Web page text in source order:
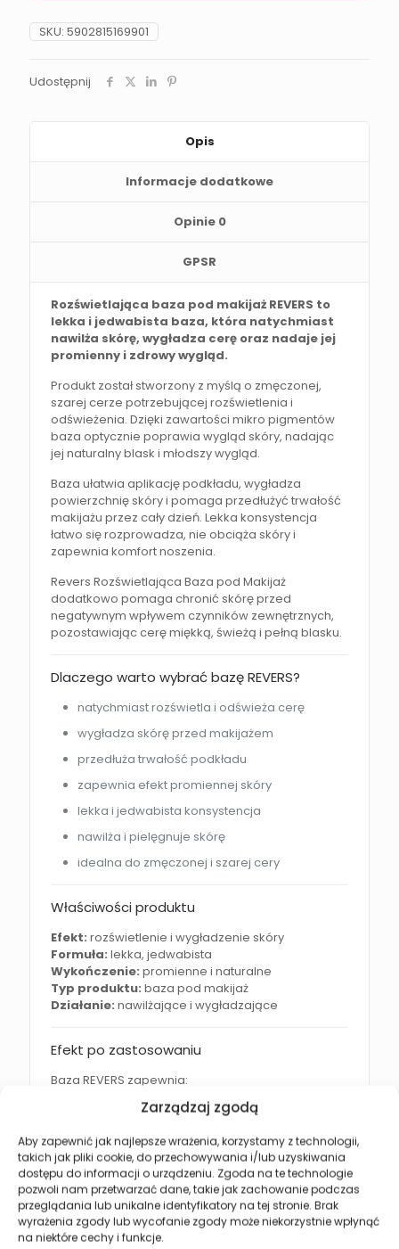
Zarządzaj zgodą
Aby zapewnić jak najlepsze wrażenia, korzystamy z technologii,
takich jak pliki cookie, do przechowywania i/lub uzyskiwania
dostępu do informacji o urządzeniu. Zgoda na te technologie
pozwoli nam przetwarzać dane, takie jak zachowanie podczas
przeglądania lub unikalne identyfikatory na tej stronie. Brak
wyrażenia zgody lub wycofanie zgody może niekorzystnie wpłynąć
na niektóre cechy i funkcje.
SKU: 5902815169901
Udostępnij
Opis
Informacje dodatkowe
Opinie 0
GPSR
Rozświetlająca baza pod makijaż REVERS to
lekka i jedwabista baza, która natychmiast
nawilża skórę, wygładza cerę oraz nadaje jej
promienny i zdrowy wygląd.
Produkt został stworzony z myślą o zmęczonej,
szarej cerze potrzebującej rozświetlenia i
odświeżenia. Dzięki zawartości mikro pigmentów
baza optycznie poprawia wygląd skóry, nadając
jej naturalny blask i młodszy wygląd.
Baza ułatwia aplikację podkładu, wygładza
powierzchnię skóry i pomaga przedłużyć trwałość
makijażu przez cały dzień. Lekka konsystencja
łatwo się rozprowadza, nie obciąża skóry i
zapewnia komfort noszenia.
Revers Rozświetlająca Baza pod Makijaż
dodatkowo pomaga chronić skórę przed
negatywnym wpływem czynników zewnętrznych,
pozostawiając cerę miękką, świeżą i pełną blasku.
Dlaczego warto wybrać bazę REVERS?
natychmiast rozświetla i odświeża cerę
wygładza skórę przed makijażem
przedłuża trwałość podkładu
zapewnia efekt promiennej skóry
lekka i jedwabista konsystencja
nawilża i pielęgnuje skórę
idealna do zmęczonej i szarej cery
Właściwości produktu
Efekt: rozświetlenie i wygładzenie skóry
Formuła: lekka, jedwabista
Wykończenie: promienne i naturalne
Typ produktu: baza pod makijaż
Działanie: nawilżające i wygładzające
Efekt po zastosowaniu
Baza REVERS zapewnia:
promienną i rozświetloną cerę
wygładzoną powierzchnię skóry
świeży i zdrowy wygląd
lepszą trwałość makijażu
miękką i nawilżoną skórę